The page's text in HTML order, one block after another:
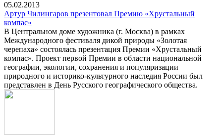
05.02.2013
Артур Чилингаров презентовал Премию «Хрустальный
компас»
В Центральном доме художника (г. Москва) в рамках
Международного фестиваля дикой природы «Золотая
черепаха» состоялась презентация Премии «Хрустальный
компас». Проект первой Премии в области национальной
географии, экологии, сохранения и популяризации
природного и историко-культурного наследия России был
представлен в День Русского географического общества.